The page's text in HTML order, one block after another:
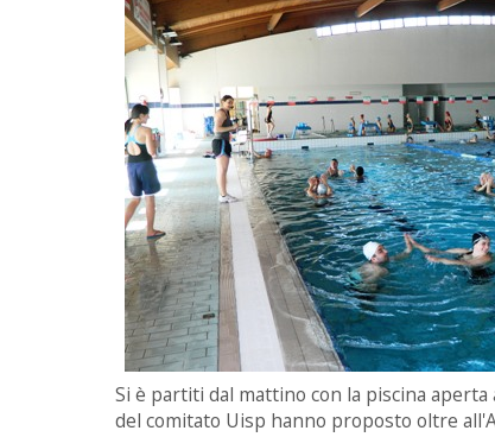
Si è partiti dal mattino con la piscina
del comitato Uisp hanno proposto oltre